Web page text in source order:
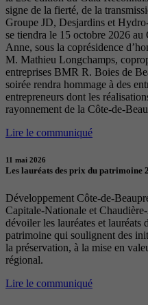
signe de la fierté, de la
Groupe JD, Desjardins et
se tiendra le 15 octobre 2026
Anne, sous la coprésidence
M. Mathieu Longchamps,
entreprises BMR R. Boies de
soirée rendra hommage à des
entrepreneurs dont les
rayonnement de la Côte-de-
Lire le communiqué
11 mai 2026
Les lauréats des prix du patrimoine
Développement Côte-de-
Capitale-Nationale et
dévoiler les lauréates et lauréats
patrimoine qui soulignent des
la préservation, à la mise en
régional.
Lire le communiqué